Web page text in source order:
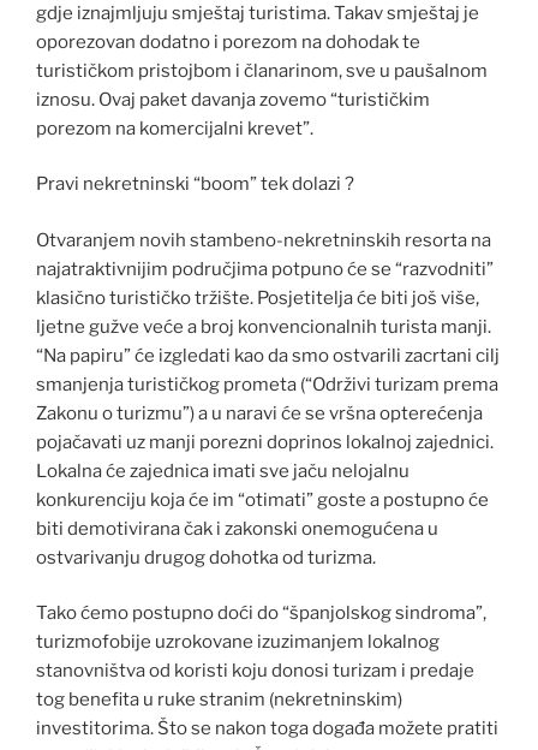
gdje iznajmljuju smještaj turistima. Takav smještaj je
oporezovan dodatno i porezom na dohodak te
turističkom pristojbom i članarinom, sve u paušalnom
iznosu. Ovaj paket davanja zovemo “turističkim
porezom na komercijalni krevet”.
Pravi nekretninski “boom” tek dolazi ?
Otvaranjem novih stambeno-nekretninskih resorta na
najatraktivnijim područjima potpuno će se “razvodniti”
klasično turističko tržište. Posjetitelja će biti još više,
ljetne gužve veće a broj konvencionalnih turista manji.
“Na papiru” će izgledati kao da smo ostvarili zacrtani cilj
smanjenja turističkog prometa (“Održivi turizam prema
Zakonu o turizmu”) a u naravi će se vršna opterećenja
pojačavati uz manji porezni doprinos lokalnoj zajednici.
Lokalna će zajednica imati sve jaču nelojalnu
konkurenciju koja će im “otimati” goste a postupno će
biti demotivirana čak i zakonski onemogućena u
ostvarivanju drugog dohotka od turizma.
Tako ćemo postupno doći do “španjolskog sindroma”,
turizmofobije uzrokovane izuzimanjem lokalnog
stanovništva od koristi koju donosi turizam i predaje
tog benefita u ruke stranim (nekretninskim)
investitorima. Što se nakon toga događa možete pratiti